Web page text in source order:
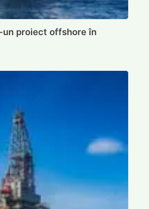
proiect offshore în